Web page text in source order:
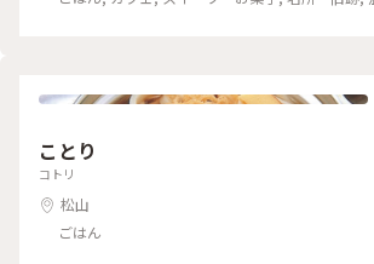
ことり
コトリ
松山
ごはん